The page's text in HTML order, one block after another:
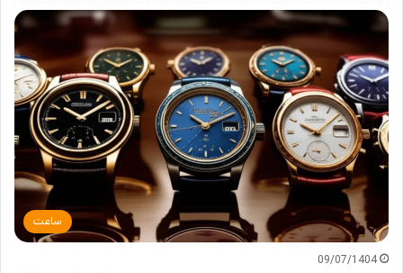
ساعت
09/07/1404